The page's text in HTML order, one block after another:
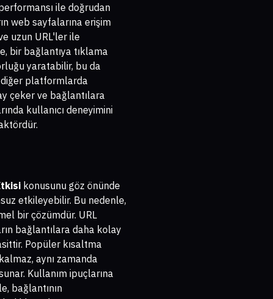
ile doğrudan
web sayfalarına erişim
uzun URL'ler ile
bir bağlantıya tıklama
yaratabilir, bu da
diğer platformlarda
çeker ve bağlantılara
kullanıcı deneyimini
konusunu göz önünde
etkileyebilir. Bu nedenle,
bir çözümdür. URL
bağlantılara daha kolay
Popüler kısaltma
aynı zamanda
Kullanım ipuçlarına
bağlantının